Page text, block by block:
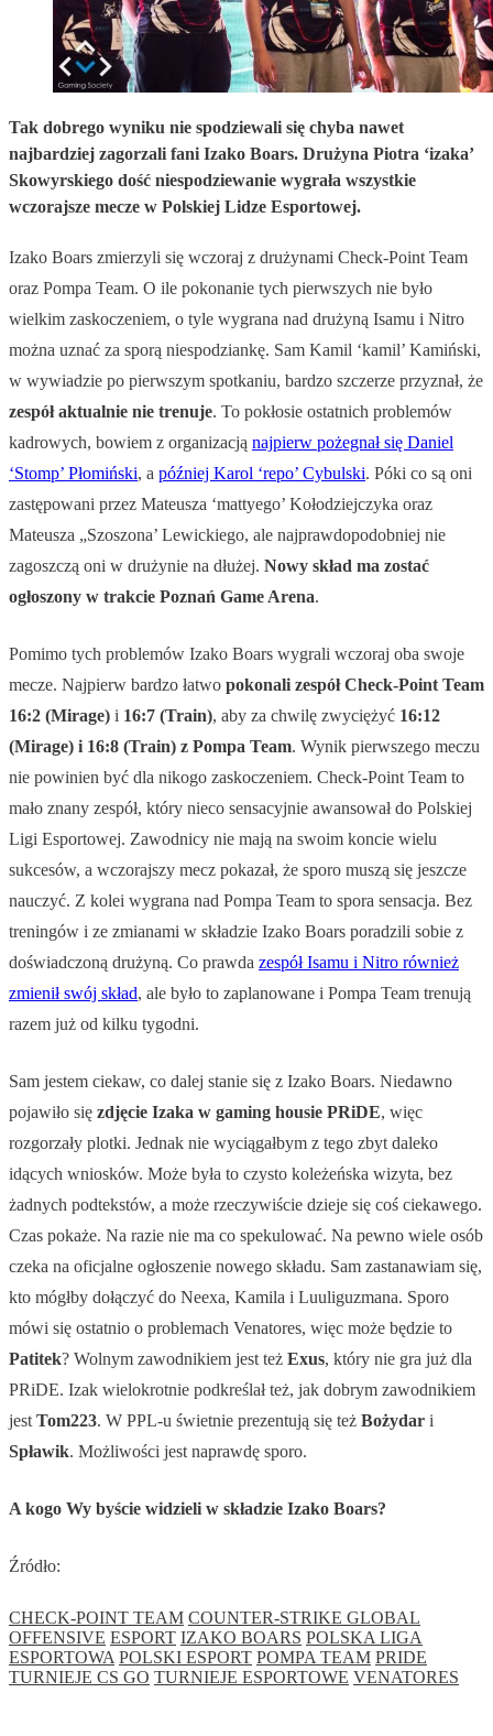
Tak dobrego wyniku nie spodziewali się chyba nawet
najbardziej zagorzali fani Izako Boars. Drużyna Piotra ‘izaka’
Skowyrskiego dość niespodziewanie wygrała wszystkie
wczorajsze mecze w Polskiej Lidze Esportowej.
Izako Boars zmierzyli się wczoraj z drużynami Check-Point Team
oraz Pompa Team. O ile pokonanie tych pierwszych nie było
wielkim zaskoczeniem, o tyle wygrana nad drużyną Isamu i Nitro
można uznać za sporą niespodziankę. Sam Kamil ‘kamil’ Kamiński,
w wywiadzie po pierwszym spotkaniu, bardzo szczerze przyznał, że
zespół aktualnie nie trenuje. To pokłosie ostatnich problemów
kadrowych, bowiem z organizacją najpierw pożegnał się Daniel
‘Stomp’ Płomiński, a później Karol ‘repo’ Cybulski. Póki co są oni
zastępowani przez Mateusza ‘mattyego’ Kołodziejczyka oraz
Mateusza „Szoszona’ Lewickiego, ale najprawdopodobniej nie
zagoszczą oni w drużynie na dłużej. Nowy skład ma zostać
ogłoszony w trakcie Poznań Game Arena.
Pomimo tych problemów Izako Boars wygrali wczoraj oba swoje
mecze. Najpierw bardzo łatwo pokonali zespół Check-Point Team
16:2 (Mirage) i 16:7 (Train), aby za chwilę zwyciężyć 16:12
(Mirage) i 16:8 (Train) z Pompa Team. Wynik pierwszego meczu
nie powinien być dla nikogo zaskoczeniem. Check-Point Team to
mało znany zespół, który nieco sensacyjnie awansował do Polskiej
Ligi Esportowej. Zawodnicy nie mają na swoim koncie wielu
sukcesów, a wczorajszy mecz pokazał, że sporo muszą się jeszcze
nauczyć. Z kolei wygrana nad Pompa Team to spora sensacja. Bez
treningów i ze zmianami w składzie Izako Boars poradzili sobie z
doświadczoną drużyną. Co prawda zespół Isamu i Nitro również
zmienił swój skład, ale było to zaplanowane i Pompa Team trenują
razem już od kilku tygodni.
Sam jestem ciekaw, co dalej stanie się z Izako Boars. Niedawno
pojawiło się zdjęcie Izaka w gaming housie PRiDE, więc
rozgorzały plotki. Jednak nie wyciągałbym z tego zbyt daleko
idących wniosków. Może była to czysto koleżeńska wizyta, bez
żadnych podtekstów, a może rzeczywiście dzieje się coś ciekawego.
Czas pokaże. Na razie nie ma co spekulować. Na pewno wiele osób
czeka na oficjalne ogłoszenie nowego składu. Sam zastanawiam się,
kto mógłby dołączyć do Neexa, Kamila i Luuliguzmana. Sporo
mówi się ostatnio o problemach Venatores, więc może będzie to
Patitek? Wolnym zawodnikiem jest też Exus, który nie gra już dla
PRiDE. Izak wielokrotnie podkreślał też, jak dobrym zawodnikiem
jest Tom223. W PPL-u świetnie prezentują się też Bożydar i
Spławik. Możliwości jest naprawdę sporo.
A kogo Wy byście widzieli w składzie Izako Boars?
Źródło:
CHECK-POINT TEAM COUNTER-STRIKE GLOBAL
OFFENSIVE ESPORT IZAKO BOARS POLSKA LIGA
ESPORTOWA POLSKI ESPORT POMPA TEAM PRIDE
TURNIEJE CS GO TURNIEJE ESPORTOWE VENATORES